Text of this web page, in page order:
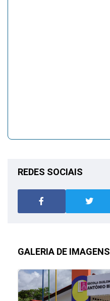
REDES SOCIAIS
GALERIA DE IMAGENS